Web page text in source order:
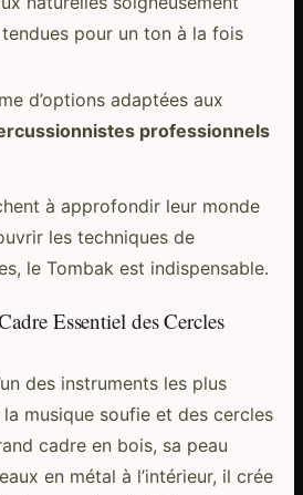
pour un ton à la fois
d’options adaptées aux
professionnels
à approfondir leur monde
les techniques de
le Tombak est indispensable.
Essentiel des Cercles
des instruments les plus
musique soufie et des cercles
cadre en bois, sa peau
en métal à l’intérieur, il crée